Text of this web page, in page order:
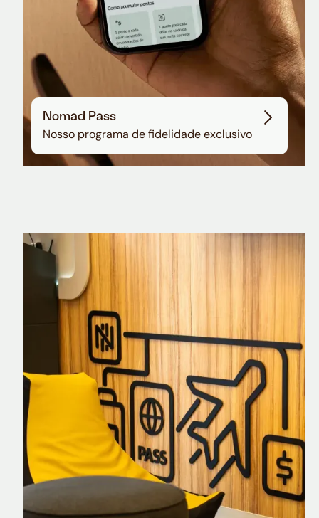
Nomad Pass
Nosso programa de fidelidade exclusivo
Nomad Explorer
Cartão de crédito brasileiro com cashback
em dólar